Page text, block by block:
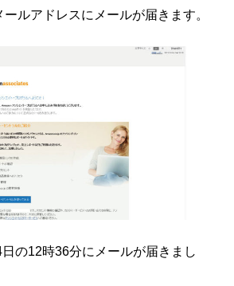
ルアドレスにメールが届きます。
の12時36分にメールが届きまし